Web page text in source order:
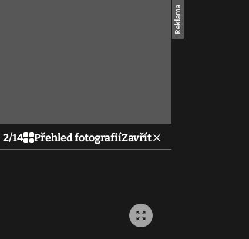
2/14 Přehled fotografiíZavřít